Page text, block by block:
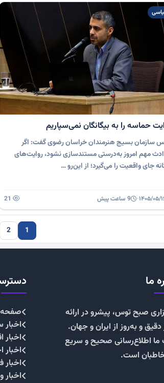
حماسه را به بیگانگان نمی‌سپاریم
سازمان بسیج هنرمندان خراسان رضوی گفت: اگر
مهم امروز به‌درستی مستندسازی نشود، روایت‌های
جای واقعیت را می‌گیرد؛ از این‌رو …
۰۵/۱۶· 9 ساعت پیش
1
2
ما
صبح توس، پیشرو در ارائه
دقیق و به‌روز از ایران و جهان.
اطلاع‌رسانی صحیح و سریع
است.
اخبار
اخبار
اخبار
اخبار